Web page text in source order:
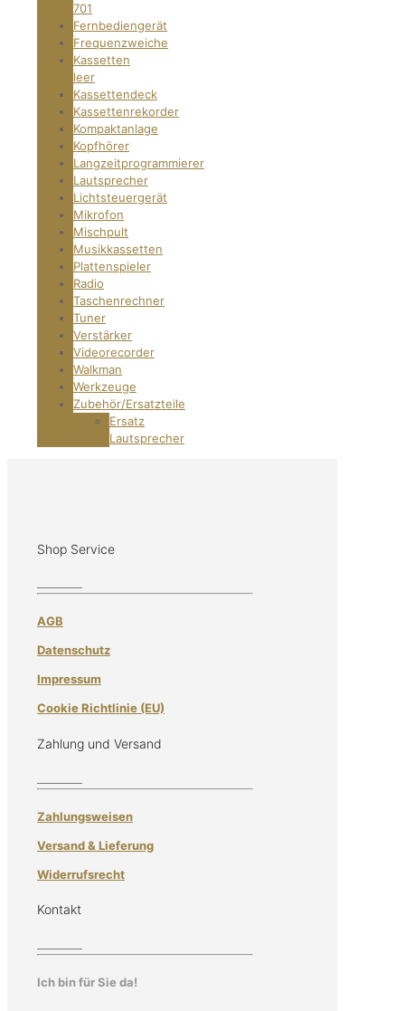
701
Fernbediengerät
Frequenzweiche
Kassetten
leer
Kassettendeck
Kassettenrekorder
Kompaktanlage
Kopfhörer
Langzeitprogrammierer
Lautsprecher
Lichtsteuergerät
Mikrofon
Mischpult
Musikkassetten
Plattenspieler
Radio
Taschenrechner
Tuner
Verstärker
Videorecorder
Walkman
Werkzeuge
Zubehör/Ersatzteile
Ersatz
Lautsprecher
Shop Service
AGB
Datenschutz
Impressum
Cookie Richtlinie (EU)
Zahlung und Versand
Zahlungsweisen
Versand & Lieferung
Widerrufsrecht
Kontakt
Ich bin für Sie da!